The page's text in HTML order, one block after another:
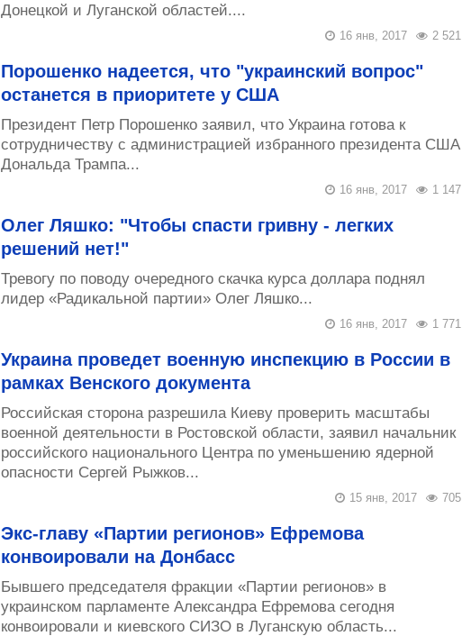
Донецкой и Луганской областей....
2 521
16 янв, 2017
Порошенко надеется, что "украинский вопрос"
останется в приоритете у США
Президент Петр Порошенко заявил, что Украина готова к
сотрудничеству с администрацией избранного президента США
Дональда Трампа...
1 147
16 янв, 2017
Олег Ляшко: "Чтобы спасти гривну - легких
решений нет!"
Тревогу по поводу очередного скачка курса доллара поднял
лидер «Радикальной партии» Олег Ляшко...
1 771
16 янв, 2017
Украина проведет военную инспекцию в России в
рамках Венского документа
Российская сторона разрешила Киеву проверить масштабы
военной деятельности в Ростовской области, заявил начальник
российского национального Центра по уменьшению ядерной
опасности Сергей Рыжков...
705
15 янв, 2017
Экс-главу «Партии регионов» Ефремова
конвоировали на Донбасс
Бывшего председателя фракции «Партии регионов» в
украинском парламенте Александра Ефремова сегодня
конвоировали и киевского СИЗО в Луганскую область...